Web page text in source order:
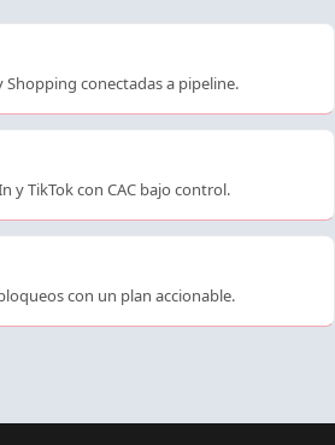
Shopping conectadas a pipeline.
y TikTok con CAC bajo control.
con un plan accionable.